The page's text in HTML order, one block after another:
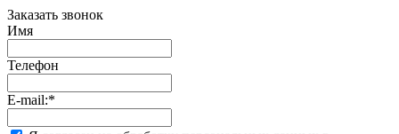
Заказать звонок
Имя
Телефон
E-mail:*